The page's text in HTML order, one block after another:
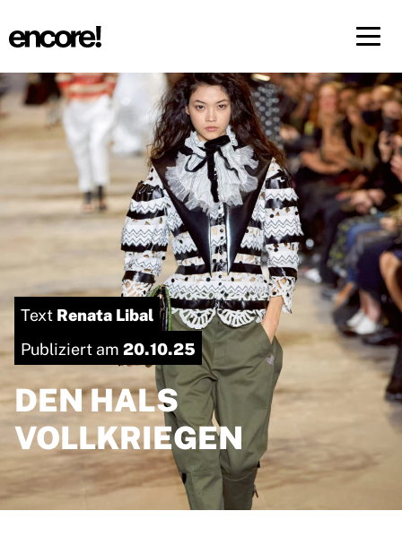
FR DE
Text Renata Libal
Publiziert am 20.10.25
DEN HALS
VOLLKRIEGEN